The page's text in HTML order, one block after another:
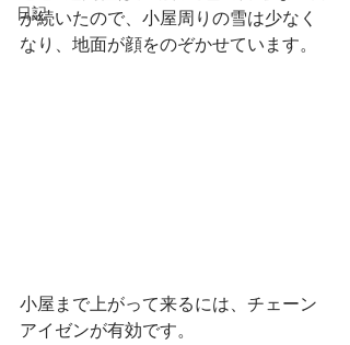
日記
が続いたので、小屋周りの雪は少なく
なり、地面が顔をのぞかせています。
小屋まで上がって来るには、チェーン
アイゼンが有効です。